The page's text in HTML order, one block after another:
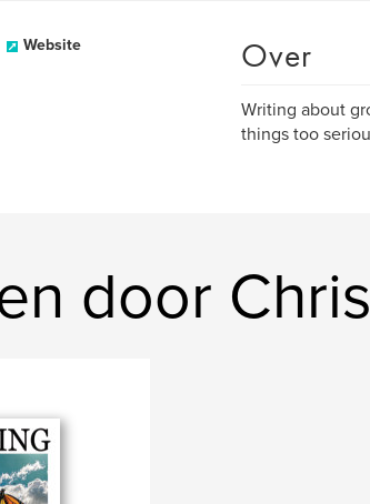
Website Over
Writing about
things too
door